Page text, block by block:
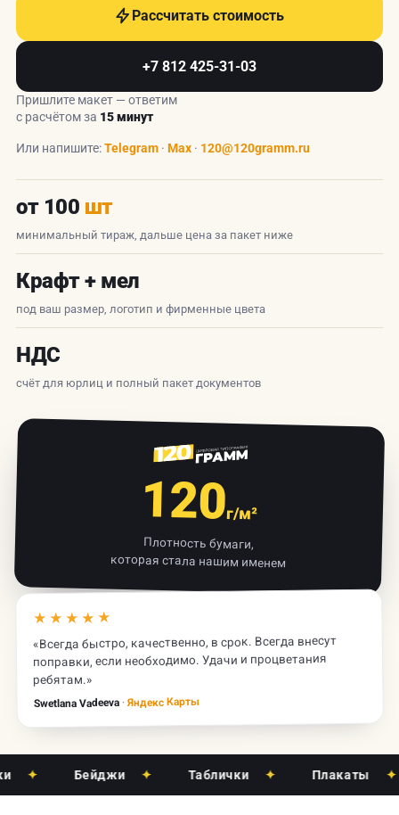
Рассчитать стоимость
+7 812 425-31-03
Пришлите макет — ответим
с расчётом за 15 минут
Или напишите:Telegram · Max · 120@120gramm.ru
от 100 шт
минимальный тираж, дальше цена за пакет ниже
Крафт + мел
под ваш размер, логотип и фирменные цвета
НДС
счёт для юрлиц и полный пакет документов
120г/м²
Плотность бумаги,
которая стала нашим именем
★★★★★
«Всегда быстро, качественно, в срок. Всегда внесут
поправки, если необходимо. Удачи и процветания
ребятам.»
Swetlana Vadeeva· Яндекс Карты
Бейджи ✦ Таблички ✦ Плакаты ✦